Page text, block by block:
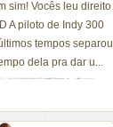
sim! Vocês leu direito
A piloto de Indy 300
tempos separou
dela pra dar u...